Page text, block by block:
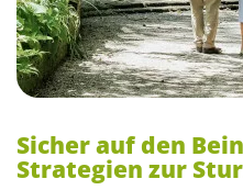
Sicher auf den
Strategien zur